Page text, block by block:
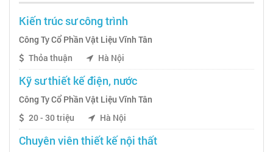
Kiến trúc sư công trình
Công Ty Cổ Phần Vật Liệu Vĩnh Tân
Thỏa thuận
Hà Nội
Kỹ sư thiết kế điện, nước
Công Ty Cổ Phần Vật Liệu Vĩnh Tân
20 - 30 triệu
Hà Nội
Chuyên viên thiết kế nội thất